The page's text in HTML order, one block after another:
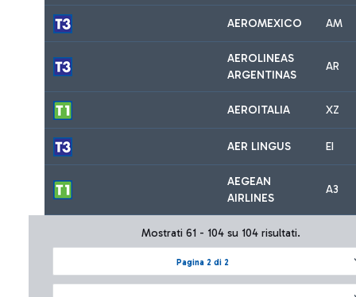
AEROMEXICO AM
AEROLINEAS
ARGENTINAS
AR
AEROITALIA XZ
AER LINGUS EI
AEGEAN
AIRLINES
A3
Pagina 2 di 2
Mostrati 61 - 104 su 104 risultati.